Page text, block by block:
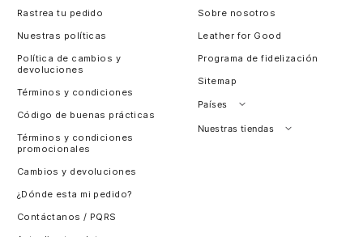
Rastrea tu pedido
Nuestras políticas
Política de cambios y
devoluciones
Términos y condiciones
Código de buenas prácticas
Términos y condiciones
promocionales
Cambios y devoluciones
¿Dónde esta mi pedido?
Contáctanos / PQRS
Sobre nosotros
Leather for Good
Programa de fidelización
Sitemap
Países
Perú
Nuestras tiendas